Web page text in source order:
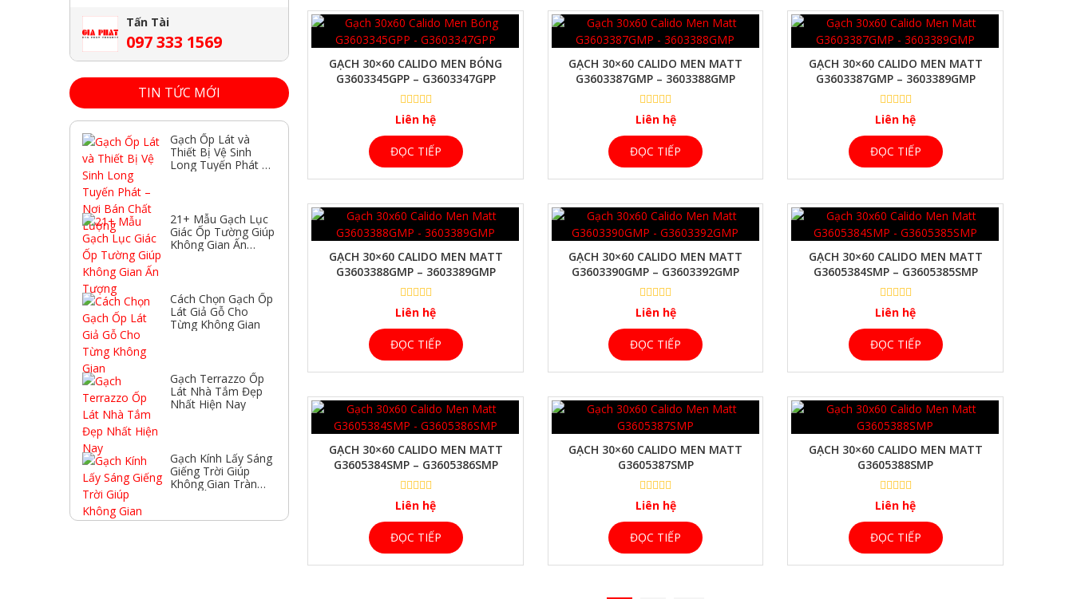
XEM NHANH
GẠCH 30×60 CALIDO MEN BÓNG
G3603345GPP – G3603347GPP
Liên hệ
ĐỌC TIẾP
XEM NHANH
GẠCH 30×60 CALIDO MEN MATT
G3603387GMP – 3603388GMP
Liên hệ
ĐỌC TIẾP
XEM NHANH
GẠCH 30×60 CALIDO MEN MATT
G3603387GMP – 3603389GMP
Liên hệ
ĐỌC TIẾP
XEM NHANH
GẠCH 30×60 CALIDO MEN MATT
G3603388GMP – 3603389GMP
Liên hệ
ĐỌC TIẾP
XEM NHANH
GẠCH 30×60 CALIDO MEN MATT
G3603390GMP – G3603392GMP
Liên hệ
ĐỌC TIẾP
XEM NHANH
GẠCH 30×60 CALIDO MEN MATT
G3605384SMP – G3605385SMP
Liên hệ
ĐỌC TIẾP
XEM NHANH
GẠCH 30×60 CALIDO MEN MATT
G3605384SMP – G3605386SMP
Liên hệ
ĐỌC TIẾP
XEM NHANH
GẠCH 30×60 CALIDO MEN MATT
G3605387SMP
Liên hệ
ĐỌC TIẾP
XEM NHANH
GẠCH 30×60 CALIDO MEN MATT
G3605388SMP
Liên hệ
ĐỌC TIẾP
Tấn Tài
097 333 1569
TIN TỨC MỚI
Gạch Ốp Lát và
Thiết Bị Vệ Sinh
Long Tuyến Phát –
21+ Mẫu Gạch Lục
Giác Ốp Tường Giúp
Không Gian Ấn
Cách Chọn Gạch Ốp
Lát Giả Gỗ Cho
Từng Không Gian
Gạch Terrazzo Ốp
Lát Nhà Tắm Đẹp
Nhất Hiện Nay
Gạch Kính Lấy Sáng
Giếng Trời Giúp
Không Gian Tràn